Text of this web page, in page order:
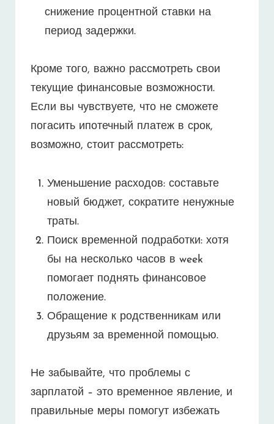
снижение процентной ставки на
период задержки.
Кроме того, важно рассмотреть свои
текущие финансовые возможности.
Если вы чувствуете, что не сможете
погасить ипотечный платеж в срок,
возможно, стоит рассмотреть:
Уменьшение расходов: составьте
новый бюджет, сократите ненужные
траты.
Поиск временной подработки: хотя
бы на несколько часов в week
помогает поднять финансовое
положение.
Обращение к родственникам или
друзьям за временной помощью.
Не забывайте, что проблемы с
зарплатой – это временное явление, и
правильные меры помогут избежать